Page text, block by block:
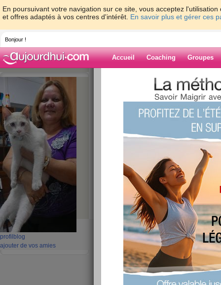
En poursuivant votre navigation sur ce site, vous acceptez
et offres adaptés à vos centres d'intérêt. En savoir plus et gérer ces
Bonjour !
Accueil Coaching Groupes
profil blog
ajouter de vos amies
> > c'est
Blog de
c'est férié